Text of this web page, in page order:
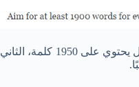
كما تلاحظ كان عدد كلمات المقال الأول يحتوي على 1950 كلمة، الثاني